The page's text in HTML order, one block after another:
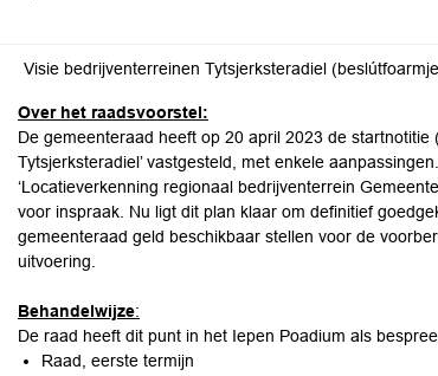
Visie bedrijventerreinen Tytsjerksteradiel
Over het raadsvoorstel:
De gemeenteraad heeft op 20 april 2023 de
Tytsjerksteradiel’ vastgesteld, met enkele
‘Locatieverkenning regionaal bedrijventerrein
voor inspraak. Nu ligt dit plan klaar om definitief
gemeenteraad geld beschikbaar stellen voor de
uitvoering.
Behandelwijze:
De raad heeft dit punt in het Iepen Poadium als
Raad, eerste termijn